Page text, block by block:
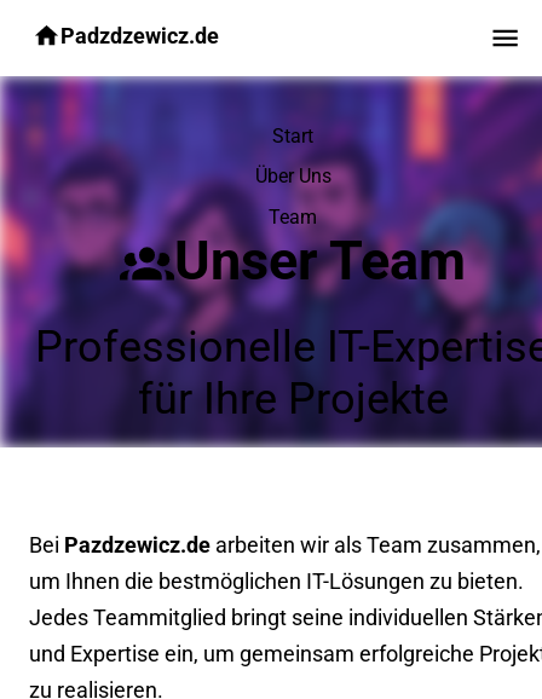
Padzdzewicz.de
Start
Über Uns
Team
Unser Team
Professionelle IT-
für Ihre Projekte
Bei Pazdzewicz.de arbeiten wir als Team zusammen,
um Ihnen die bestmöglichen IT-Lösungen zu bieten.
Jedes Teammitglied bringt seine individuellen
und Expertise ein, um gemeinsam erfolgreiche
zu realisieren.